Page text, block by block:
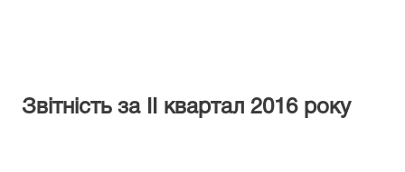
Звітність за ІІ квартал 2016 року